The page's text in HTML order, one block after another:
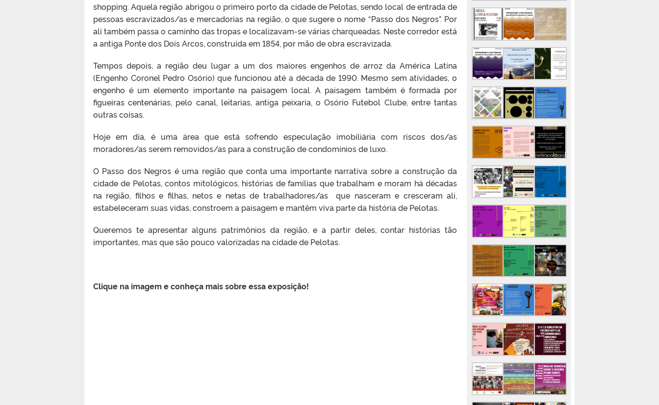
shopping. Aquela região abrigou o primeiro porto da cidade de Pelotas, sendo local de entrada de
pessoas escravizados/as e mercadorias na região, o que sugere o nome “Passo dos Negros”. Por
ali também passa o caminho das tropas e localizavam-se várias charqueadas. Neste corredor está
a antiga Ponte dos Dois Arcos, construída em 1854, por mão de obra escravizada.
Tempos depois, a região deu lugar a um dos maiores engenhos de arroz da América Latina
(Engenho Coronel Pedro Osório) que funcionou até a década de 1990. Mesmo sem atividades, o
engenho é um elemento importante na paisagem local. A paisagem também é formada por
figueiras centenárias, pelo canal, leitarias, antiga peixaria, o Osório Futebol Clube, entre tantas
outras coisas.
Hoje em dia, é uma área que está sofrendo especulação imobiliária com riscos dos/as
moradores/as serem removidos/as para a construção de condomínios de luxo.
O Passo dos Negros é uma região que conta uma importante narrativa sobre a construção da
cidade de Pelotas, contos mitológicos, histórias de famílias que trabalham e moram há décadas
na região, filhos e filhas, netos e netas de trabalhadores/as que nasceram e cresceram ali,
estabeleceram suas vidas, constroem a paisagem e mantêm viva parte da história de Pelotas.
Queremos te apresentar alguns patrimônios da região, e a partir deles, contar histórias tão
importantes, mas que são pouco valorizadas na cidade de Pelotas.
Clique na imagem e conheça mais sobre essa exposição!